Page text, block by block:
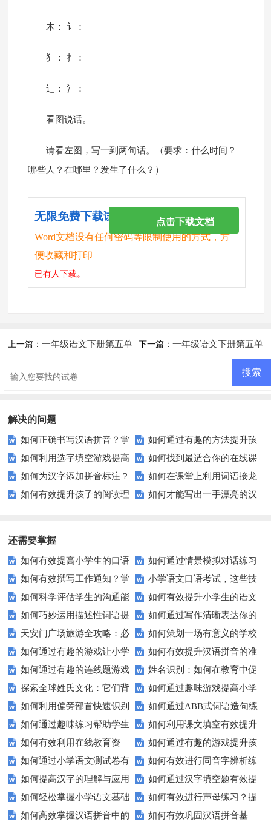
木： 讠：
犭： 扌：
辶： 氵：
看图说话。
请看左图，写一到两句话。（要求：什么时间？
哪些人？在哪里？发生了什么？）
无限免费下载试卷
Word文档没有任何密码等限制使用的方式，方
便收藏和打印
已有人下载。
点击下载文档
上一篇：一年级语文下册第五单 下一篇： 一年级语文下册第五单
解决的问题
如何正确书写汉语拼音？掌
握这些规则轻松搞定！
如何通过有趣的方法提升孩
子的组词能力？
如何利用选字填空游戏提高
孩子的汉字识别能力？
如何找到最适合你的在线课
程？提高学习效率的五大技巧
如何为汉字添加拼音标注？
提升孩子的语文学习兴趣
如何在课堂上利用词语接龙
提高学生的词汇量？
如何有效提升孩子的阅读理
如何才能写出一手漂亮的汉
还需要掌握
如何有效提高小学生的口语
交际测试成绩？
如何通过情景模拟对话练习
提高你的沟通能力？
如何有效撰写工作通知？掌
握这些技巧让你的通知更专业！
小学语文口语考试，这些技
巧让孩子自信应考？
如何科学评估学生的沟通能
力？
如何有效提升小学生的语文
拼写能力？
如何巧妙运用描述性词语提
升教育效果？
如何通过写作清晰表达你的
愿望？
天安门广场旅游全攻略：必
看的历史与文化景点
如何策划一场有意义的学校
升旗仪式？
如何通过有趣的游戏让小学
生轻松掌握常见姓氏？
如何有效提升汉语拼音的准
确性和流利度？这里有妙招！
如何通过有趣的连线题游戏
提升孩子的逻辑思维能力？
姓名识别：如何在教育中促
进个性化学习？
探索全球姓氏文化：它们背
后隐藏的故事？
如何通过趣味游戏提高小学
生的拼音水平？
如何利用偏旁部首快速识别
汉字？
如何通过ABB式词语造句练
习提高孩子的语言表达能力？
如何通过趣味练习帮助学生
掌握反义词匹配？
如何利用课文填空有效提升
语文成绩？
如何有效利用在线教育资
源？
如何通过有趣的游戏提升孩
子的句子补全技巧？
如何通过小学语文测试卷有
效提高孩子的阅读与写作技能？
如何有效进行同音字辨析练
习？这些方法让你事半功倍！
如何提高汉字的理解与应用
能力？这里有妙招！
如何通过汉字填空题有效提
升小学生的汉字书写能力？
如何轻松掌握小学语文基础
知识？
如何有效进行声母练习？提
升发音技巧有妙招！
如何高效掌握汉语拼音中的
如何有效巩固汉语拼音基